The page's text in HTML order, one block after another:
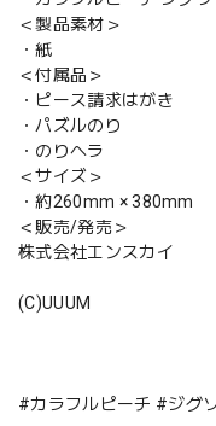
＜製品素材＞
・紙
＜付属品＞
・ピース請求はがき
・パズルのり
・のりヘラ
＜サイズ＞
・約260mm × 380mm
＜販売/発売＞
株式会社エンスカイ
(C)UUUM
#カラフルピーチ #ジグ